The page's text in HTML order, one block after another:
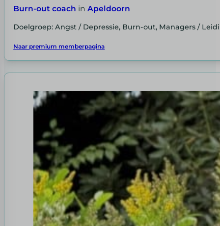
Burn-out coach inApeldoorn
Doelgroep: Angst / Depressie, Burn-out, Managers /
Naar premium memberpagina